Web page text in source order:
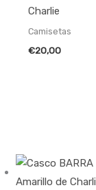
Charlie
Camisetas
€20,00